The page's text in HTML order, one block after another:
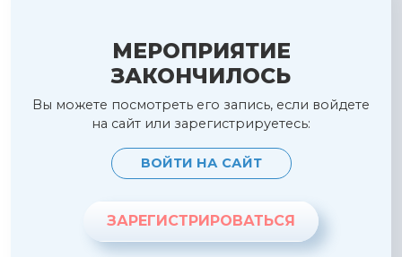
МЕРОПРИЯТИЕ
ЗАКОНЧИЛОСЬ
Вы можете посмотреть его запись, если войдете
на сайт или зарегистрируетесь:
ВОЙТИ НА САЙТ
ЗАРЕГИСТРИРОВАТЬСЯ